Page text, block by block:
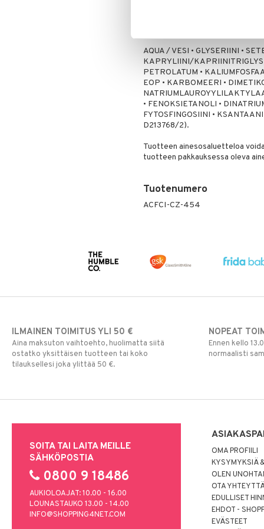
AQUA / VESI • GLYSERIINI •
KAPRYLIINI/
PETROLATUM •
EOP • KARBOMEERI •
• FENOKSIETANOLI •
FYTOSFINGOSIINI •
D213768/2).
Tuotteen ainesosaluetteloa
tuotteen pakkauksessa oleva
Tuotenumero
ACFCI-CZ-454
ILMAINEN TOIMITUS YLI 50 €
Aina maksuton vaihtoehto, huolimatta siitä
ostatko yksittäisen tuotteen tai koko
tilauksellesi joka ylittää 50 €.
NOPEAT
Ennen kello
normaalisti
SOITA TAI LAITA MEILLE
SÄHKÖPOSTIA
0800 9 18486
AUKIOLOAJAT: 10.00 - 16.00
LOUNASTAUKO 13.00 - 14.00
INFO@SHOPPING4NET.COM
OMA PROFIILI
KYSYMYKSIÄ
OLEN
OTA
EDULLISET
EHDOT -
EVÄSTEET